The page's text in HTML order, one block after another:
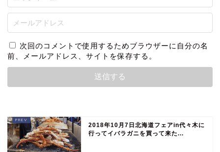
次回のコメントで使用するためブラウザーに自分の名
前、メールアドレス、サイトを保存する。
2018年10月7日北海道フェアin代々木に
行ってイバラガニを買って来た...